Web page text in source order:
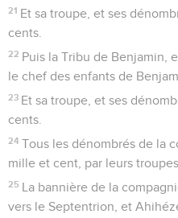
21 Et sa troupe, et ses
cents.
22 Puis la Tribu de Benjamin,
le chef des enfants de
23 Et sa troupe, et ses
cents.
24 Tous les dénombrés de la
mille et cent, par leurs
25 La bannière de la
vers le Septentrion, et